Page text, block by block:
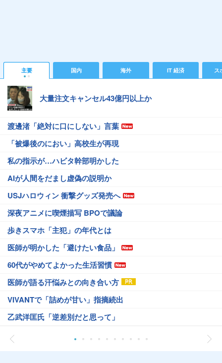
主要 国内 海外 IT 経済 ス
大量注文キャンセル43億円以上か
渡邊渚「絶対に口にしない」言葉
「被爆後のにおい」高校生が再現
私の指示が…ハビタ幹部明かした
AIが人間をだまし虚偽の説明か
USJハロウィン 衝撃グッズ発売へ
深夜アニメに喫煙描写 BPOで議論
歩きスマホ「主犯」の年代とは
医師が明かした「避けたい食品」
60代がやめてよかった生活習慣
医師が語る汗悩みとの向き合い方
VIVANTで「詰めが甘い」指摘続出
乙武洋匡氏「逆差別だと思って」